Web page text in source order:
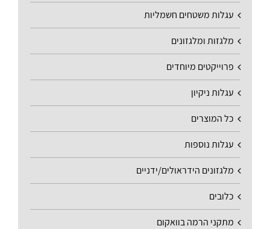
עגלות משטחים חשמליות
מלגזות ומלגזונים
פרוייקטים מיוחדים
עגלות ניקיון
כל המוצרים
עגלות נוספות
מלגזונים הידראולים/ידניים
כלובים
מתקני הרמה בוואקום